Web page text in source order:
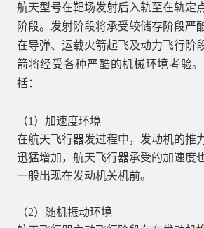
航天型号在靶场发射后入轨至在轨定
阶段。发射阶段将承受较储存阶段严
在导弹、运载火箭起飞及动力飞行阶
箭将经受各种严酷的机械环境考验
括：
（1）加速度环境
在航天飞行器发过程中，发动机的推
迅猛增加，航天飞行器承受的加速度
一般出现在发动机关机前。
（2）随机振动环境